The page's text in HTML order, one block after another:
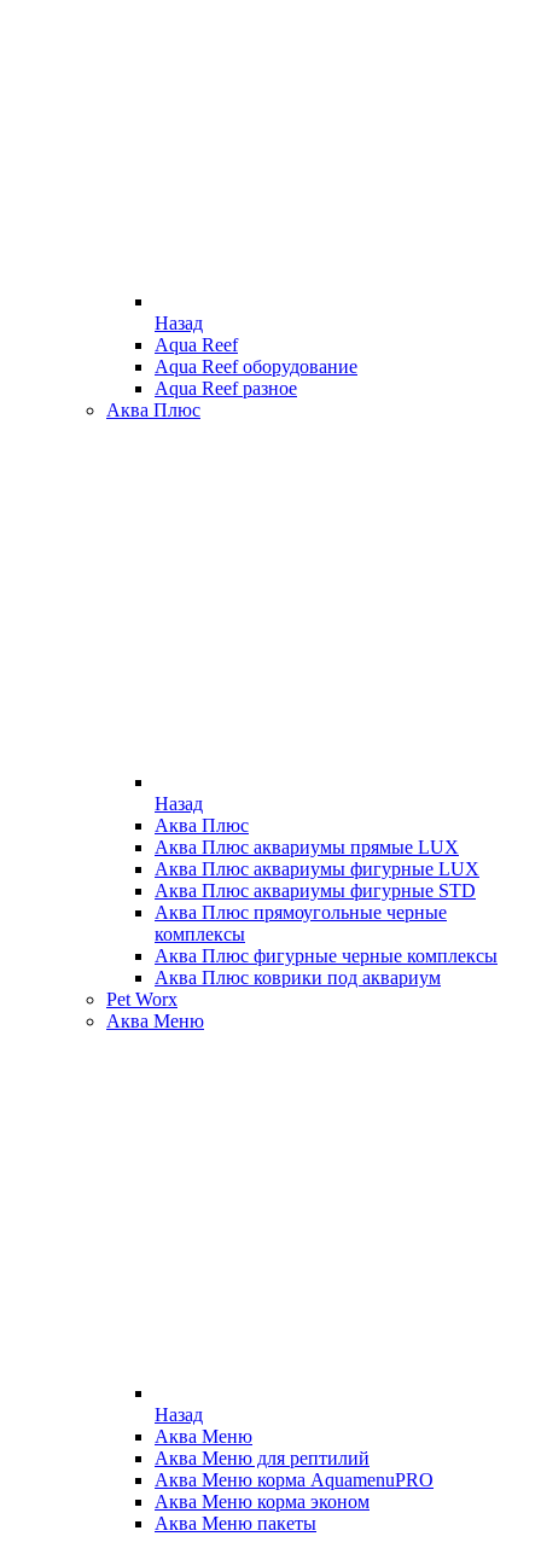
Назад
Aqua Reef
Aqua Reef оборудование
Aqua Reef разное
Аква Плюс
Назад
Аква Плюс
Аква Плюс аквариумы прямые LUX
Аква Плюс аквариумы фигурные LUX
Аква Плюс аквариумы фигурные STD
Аква Плюс прямоугольные черные
комплексы
Аква Плюс фигурные черные комплексы
Аква Плюс коврики под аквариум
Pet Worx
Аква Меню
Назад
Аква Меню
Аква Меню для рептилий
Аква Меню корма AquamenuPRO
Аква Меню корма эконом
Аква Меню пакеты